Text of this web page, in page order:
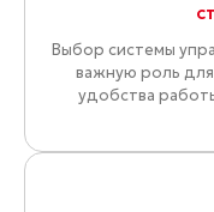
Выбор системы
важную роль
удобства